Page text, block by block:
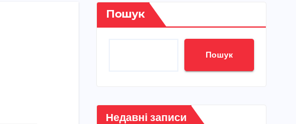
Пошук
Пошук
Недавні записи